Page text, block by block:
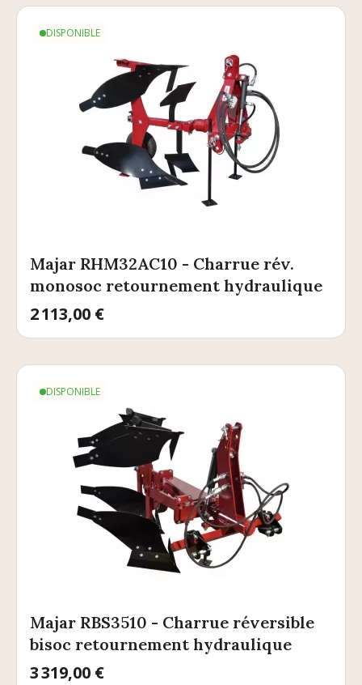
DISPONIBLE
Majar RHM32AC10 - Charrue rév.
monosoc retournement hydraulique
Prix
2 113,00 €
DISPONIBLE
Majar RBS3510 - Charrue réversible
bisoc retournement hydraulique
Prix
3 319,00 €